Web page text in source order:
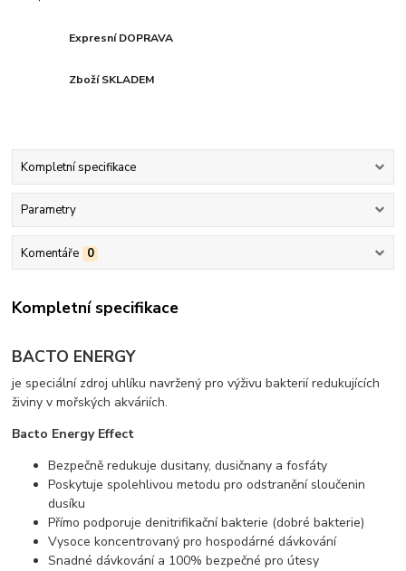
Expresní DOPRAVA
Zboží SKLADEM
Kompletní specifikace
Parametry
Komentáře 0
Kompletní specifikace
BACTO ENERGY
je speciální zdroj uhlíku navržený pro výživu bakterií redukujících
živiny v mořských akváriích.
Bacto Energy Effect
Bezpečně redukuje dusitany, dusičnany a fosfáty
Poskytuje spolehlivou metodu pro odstranění sloučenin
dusíku
Přímo podporuje denitrifikační bakterie (dobré bakterie)
Vysoce koncentrovaný pro hospodárné dávkování
Snadné dávkování a 100% bezpečné pro útesy